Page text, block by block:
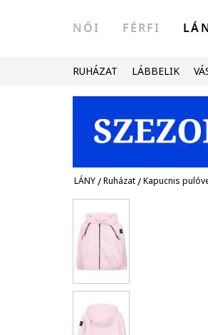
NŐI FÉRFI
RUHÁZAT LÁBBELIK
LÁNY/Ruházat/Kapucnis